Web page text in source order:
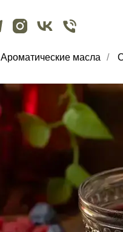
Ароматические масла /